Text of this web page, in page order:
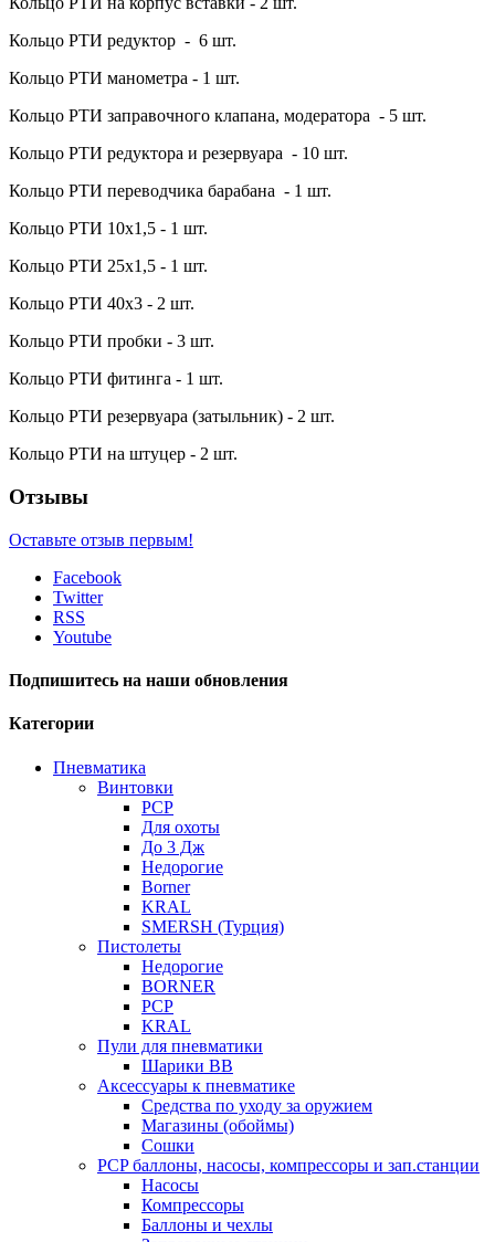
Кольцо РТИ редуктор - 6 шт.
Кольцо РТИ манометра - 1 шт.
Кольцо РТИ заправочного клапана, модератора - 5 шт.
Кольцо РТИ редуктора и резервуара - 10 шт.
Кольцо РТИ переводчика барабана - 1 шт.
Кольцо РТИ 10х1,5 - 1 шт.
Кольцо РТИ 25х1,5 - 1 шт.
Кольцо РТИ 40х3 - 2 шт.
Кольцо РТИ пробки - 3 шт.
Кольцо РТИ фитинга - 1 шт.
Кольцо РТИ резервуара (затыльник) - 2 шт.
Кольцо РТИ на штуцер - 2 шт.
Отзывы
Оставьте отзыв первым!
Facebook
Twitter
RSS
Youtube
Подпишитесь на наши обновления
Категории
Пневматика
Винтовки
PCP
Для охоты
До 3 Дж
Недорогие
Borner
KRAL
SMERSH (Турция)
Пистолеты
Недорогие
BORNER
PCP
KRAL
Пули для пневматики
Шарики BB
Аксессуары к пневматике
Средства по уходу за оружием
Магазины (обоймы)
Сошки
PCP баллоны, насосы, компрессоры и зап.станции
Насосы
Компрессоры
Баллоны и чехлы